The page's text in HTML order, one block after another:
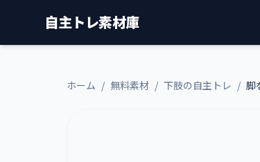
自主トレ素材庫
ホーム / 無料素材 / 下肢の自主トレ / 脚